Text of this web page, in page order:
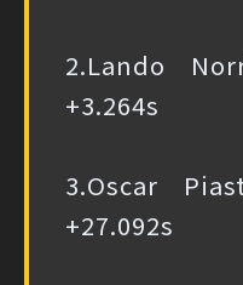
2.Lando
+3.264s
3.Oscar
+27.092s